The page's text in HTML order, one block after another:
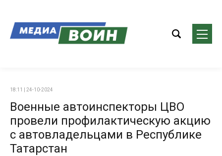
18:11 | 24-10-2024
Военные автоинспекторы ЦВО
провели профилактическую акцию
с автовладельцами в Республике
Татарстан